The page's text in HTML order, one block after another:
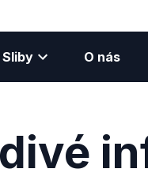
Sliby O nás